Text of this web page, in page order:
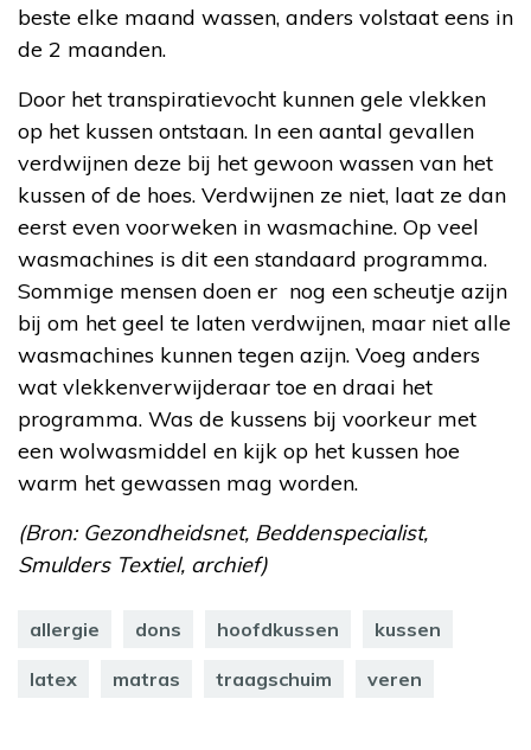
beste elke maand wassen, anders volstaat eens in
de 2 maanden.
Door het transpiratievocht kunnen gele vlekken
op het kussen ontstaan. In een aantal gevallen
verdwijnen deze bij het gewoon wassen van het
kussen of de hoes. Verdwijnen ze niet, laat ze dan
eerst even voorweken in wasmachine. Op veel
wasmachines is dit een standaard programma.
Sommige mensen doen er nog een scheutje azijn
bij om het geel te laten verdwijnen, maar niet alle
wasmachines kunnen tegen azijn. Voeg anders
wat vlekkenverwijderaar toe en draai het
programma. Was de kussens bij voorkeur met
een wolwasmiddel en kijk op het kussen hoe
warm het gewassen mag worden.
(Bron: Gezondheidsnet, Beddenspecialist,
Smulders Textiel, archief)
allergie dons hoofdkussen kussen
latex matras traagschuim veren